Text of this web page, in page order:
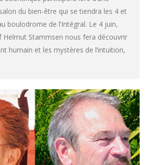
du bien-être qui se tiendra les 4 et
boulodrome de l’Intégral. Le 4 juin,
Helmut Stammsen nous fera découvrir
humain et les mystères de l’intuition,